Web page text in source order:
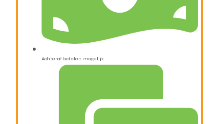
Achteraf betalen mogelijk